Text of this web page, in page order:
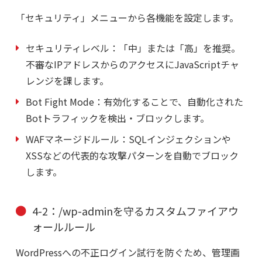
「セキュリティ」メニューから各機能を設定します。
セキュリティレベル：
「中」または「高」を推奨。
不審なIPアドレスからのアクセスにJavaScriptチャ
レンジを課します。
Bot Fight Mode： 有効化することで、自動化された
Botトラフィックを検出・ブロックします。
WAFマネージドルール： SQLインジェクションや
XSSなどの代表的な攻撃パターンを自動でブロック
します。
4-2：/wp-adminを守るカスタムファイアウ
ォールルール
WordPressへの不正ログイン試行を防ぐため、管理画